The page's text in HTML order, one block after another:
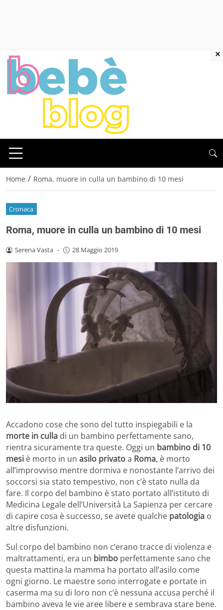
Home / Roma, muore in culla un bambino di 10 mesi
Cronaca
Roma, muore in culla un bambino di 10 mesi
Serena Vasta - 28 Maggio 2019
Accadono cose che sono del tutto inspiegabili e la
morte in culla di un bambino perfettamente sano,
rientra sicuramente tra queste. Oggi un bambino di 10
mesi è morto in un asilo privatoa Roma, è morto
all’improvviso mentre dormiva e nonostante l’arrivo dei
soccorsi sia stato tempestivo, non c’è stato nulla da
fare. Il corpo del bambino è stato portato all’istituto di
Medicina Legale dell’Università La Sapienza per cercare
di capire cosa è successo, se avete qualche patologia o
altre disfunzioni.
Sul corpo del bambino non c’erano tracce di violenza e
maltrattamenti, era un bimbo perfettamente sano che
questa mattina la mamma ha portato all’asilo come
ogni giorno. Le maestre sono interrogate e portate in
caserma ma su di loro non c’è nessuna accusa perché il
bambino aveva le vie aree libere e sembrava stare bene.
×